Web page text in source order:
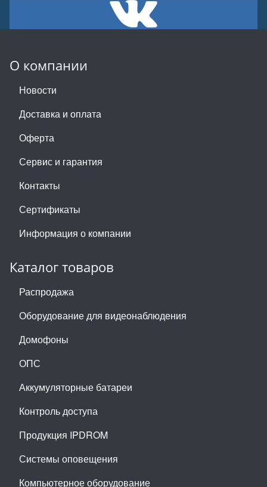
О компании
Новости
Доставка и оплата
Оферта
Сервис и гарантия
Контакты
Сертификаты
Информация о компании
Каталог товаров
Распродажа
Оборудование для видеонаблюдения
Домофоны
ОПС
Аккумуляторные батареи
Контроль доступа
Продукция IPDROM
Системы оповещения
Компьютерное оборудование